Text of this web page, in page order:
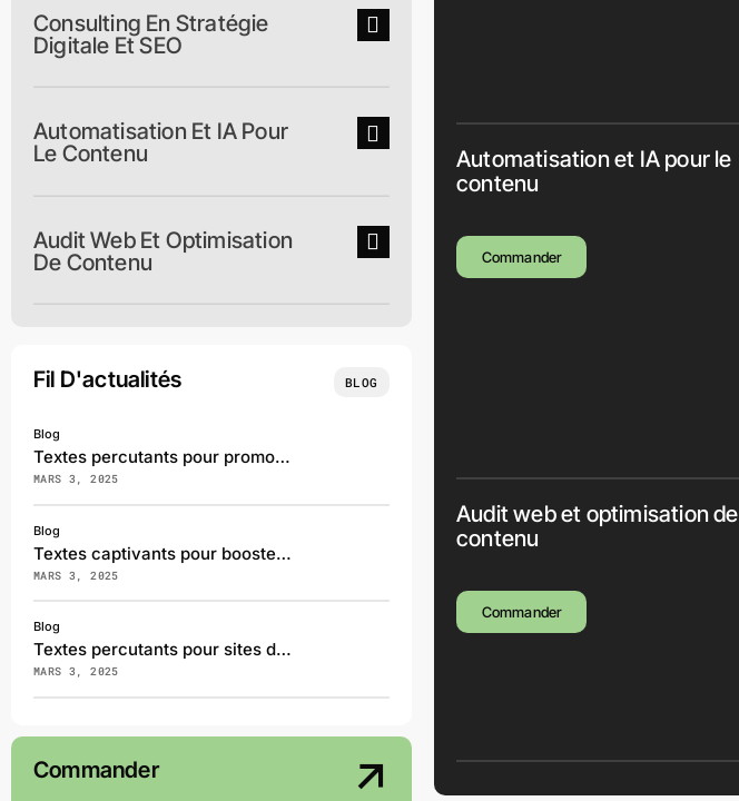
Consulting En Stratégie
Digitale Et SEO
Automatisation Et IA Pour
Le Contenu
Audit Web Et Optimisation
De Contenu
Fil D'actualités BLOG
Blog
Textes percutants pour promouvoir vos services en marketing digital
MARS 3, 2025
Blog
Textes captivants pour booster le tourisme régional
MARS 3, 2025
Blog
Textes percutants pour sites de recrutement et RH
MARS 3, 2025
Commander
Automatisation et IA pour le
contenu
Commander
Audit web et optimisation de
contenu
Commander